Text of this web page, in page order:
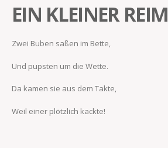
EIN KLEINER REIM
Zwei Buben saßen im Bette,
Und pupsten um die Wette.
Da kamen sie aus dem Takte,
Weil einer plötzlich kackte!